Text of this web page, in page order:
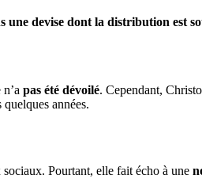
une devise dont la distribution est
pas été dévoilé. Cependant,
années.
sociaux. Pourtant, elle fait écho à une